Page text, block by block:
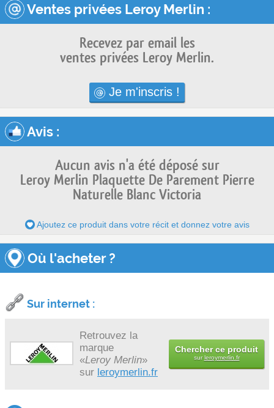
Ventes privées Leroy Merlin :
Recevez par email les
ventes privées Leroy Merlin.
Je m'inscris !
Avis :
Aucun avis n'a été déposé sur
Leroy Merlin Plaquette De Parement Pierre
Naturelle Blanc Victoria
Ajoutez ce produit dans votre récit et donnez votre avis
Où l'acheter ?
Sur internet :
Retrouvez la
marque
«Leroy Merlin»
sur leroymerlin.fr
Chercher ce produit
surleroymerlin.fr